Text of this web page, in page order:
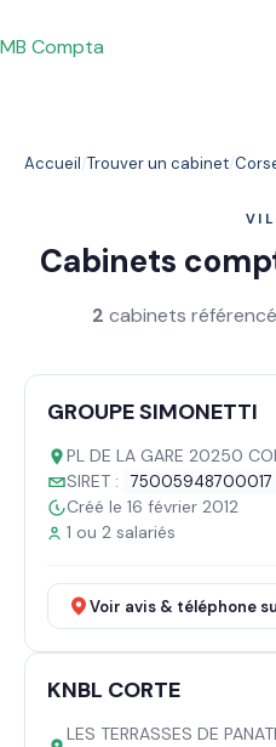
au
contenu
MB Compta
Accueil Trouver un cabinet
Cabinets
2 cabinets
GROUPE SIMONETTI
PL DE LA GARE 20250
SIRET :
75005948700017
Créé le 16 février 2012
1 ou 2 salariés
Voir avis & téléphone
KNBL CORTE
LES TERRASSES DE